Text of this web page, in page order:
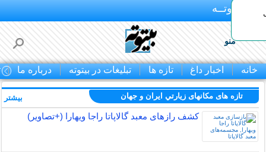
بـیتوتــه
منو
خانه اخبار داغ تازه ها تبلیغات در بیتوته درباره ما
تازه های مکانهای زيارتي ايران و جهان
کشف رازهای معبد گالاپاتا راجا ویهارا (+تصاویر)
بیشتر